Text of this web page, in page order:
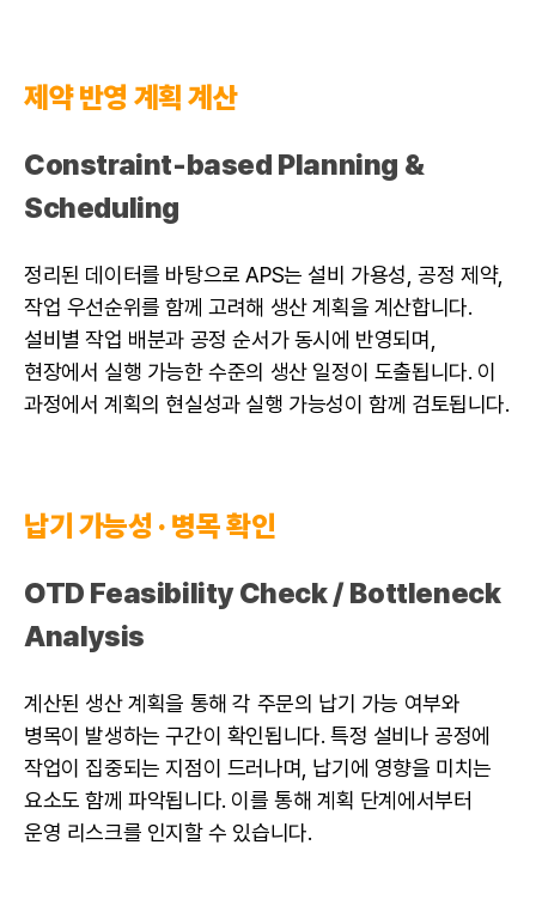
제약 반영 계획 계산
Constraint-based Planning &
Scheduling
정리된 데이터를 바탕으로 APS는 설비 가용성, 공정 제약,
작업 우선순위를 함께 고려해 생산 계획을 계산합니다.
설비별 작업 배분과 공정 순서가 동시에 반영되며,
현장에서 실행 가능한 수준의 생산 일정이 도출됩니다. 이
과정에서 계획의 현실성과 실행 가능성이 함께 검토됩니다.
납기 가능성 · 병목 확인
OTD Feasibility Check / Bottleneck
Analysis
계산된 생산 계획을 통해 각 주문의 납기 가능 여부와
병목이 발생하는 구간이 확인됩니다. 특정 설비나 공정에
작업이 집중되는 지점이 드러나며, 납기에 영향을 미치는
요소도 함께 파악됩니다. 이를 통해 계획 단계에서부터
운영 리스크를 인지할 수 있습니다.